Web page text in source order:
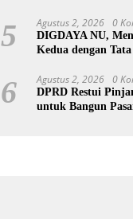
5 Agustus 2, 2026 0
DIGDAYA NU,
Kedua dengan
6 Agustus 2, 2026 0
DPRD Restui
untuk Bangun